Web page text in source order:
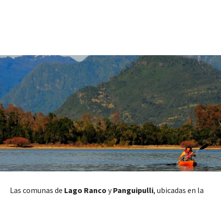
Las comunas de Lago Ranco yPanguipulli, ubicadas en la